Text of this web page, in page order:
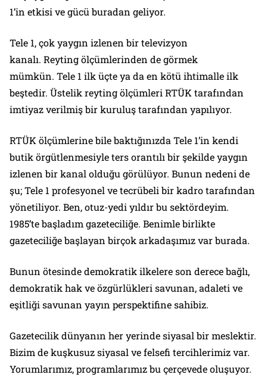
1’in etkisi ve gücü buradan geliyor.
Tele 1, çok yaygın izlenen bir televizyon
kanalı. Reyting ölçümlerinden de görmek
mümkün. Tele 1 ilk üçte ya da en kötü ihtimalle ilk
beştedir. Üstelik reyting ölçümleri RTÜK tarafından
imtiyaz verilmiş bir kuruluş tarafından yapılıyor.
RTÜK ölçümlerine bile baktığınızda Tele 1’in kendi
butik örgütlenmesiyle ters orantılı bir şekilde yaygın
izlenen bir kanal olduğu görülüyor. Bunun nedeni de
şu; Tele 1 profesyonel ve tecrübeli bir kadro tarafından
yönetiliyor. Ben, otuz-yedi yıldır bu sektördeyim.
1985’te başladım gazeteciliğe. Benimle birlikte
gazeteciliğe başlayan birçok arkadaşımız var burada.
Bunun ötesinde demokratik ilkelere son derece bağlı,
demokratik hak ve özgürlükleri savunan, adaleti ve
eşitliği savunan yayın perspektifine sahibiz.
Gazetecilik dünyanın her yerinde siyasal bir meslektir.
Bizim de kuşkusuz siyasal ve felsefi tercihlerimiz var.
Yorumlarımız, programlarımız bu çerçevede oluşuyor.